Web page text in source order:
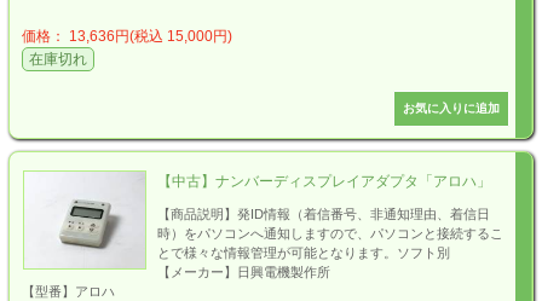
価格： 13,636円(税込 15,000円)
在庫切れ
【中古】ナンバーディスプレイアダプタ「アロハ」
【商品説明】発ID情報（着信番号、非通知理由、着信日
時）をパソコンへ通知しますので、パソコンと接続するこ
とで様々な情報管理が可能となります。ソフト別
【メーカー】日興電機製作所
【型番】アロハ